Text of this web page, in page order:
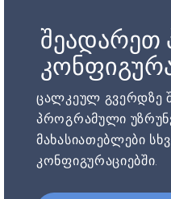
შეადარეთ
ცალკეულ გვერდზე
პროგრამული
მახასიათებლები
კონფიგურაციებში.